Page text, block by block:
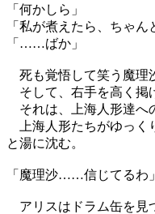
「何かしら」
「私が煮えたら、ちゃん
「……ばか」
死も覚悟して笑う魔理
そして、右手を高く掲
それは、上海人形達へ
上海人形たちがゆっく
と湯に沈む。
「魔理沙……信じてるわ」
アリスはドラム缶を見